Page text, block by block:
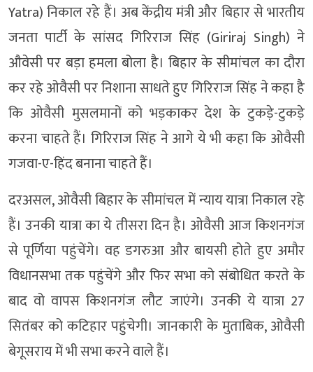
Yatra) निकाल रहे हैं। अब केंद्रीय मंत्री और बिहार से भारतीय
जनता पार्टी के सांसद गिरिराज सिंह (Giriraj Singh) ने
औवेसी पर बड़ा हमला बोला है। बिहार के सीमांचल का दौरा
कर रहे ओवैसी पर निशाना साधते हुए गिरिराज सिंह ने कहा है
कि ओवैसी मुसलमानों को भड़काकर देश के टुकड़े-टुकड़े
करना चाहते हैं। गिरिराज सिंह ने आगे ये भी कहा कि ओवैसी
गजवा-ए-हिंद बनाना चाहते हैं।
दरअसल, ओवैसी बिहार के सीमांचल में न्याय यात्रा निकाल रहे
हैं। उनकी यात्रा का ये तीसरा दिन है। ओवैसी आज किशनगंज
से पूर्णिया पहुंचेंगे। वह डगरुआ और बायसी होते हुए अमौर
विधानसभा तक पहुंचेंगे और फिर सभा को संबोधित करते के
बाद वो वापस किशनगंज लौट जाएंगे। उनकी ये यात्रा 27
सितंबर को कटिहार पहुंचेगी। जानकारी के मुताबिक, ओवैसी
बेगूसराय में भी सभा करने वाले हैं।